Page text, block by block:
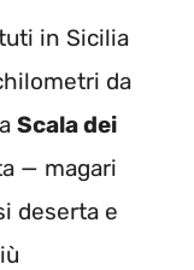
in Sicilia
da
Scala dei
— magari
deserta e